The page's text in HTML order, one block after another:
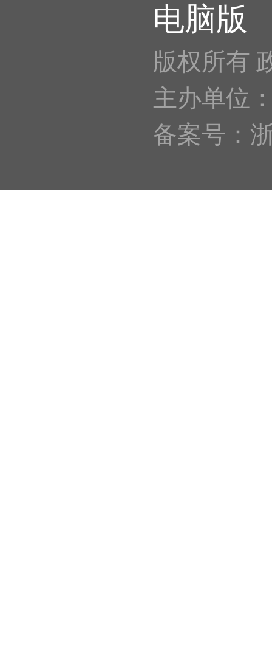
电脑版
版权所有
主办单位
备案号：